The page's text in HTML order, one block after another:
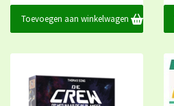
Toevoegen aan winkelwagen